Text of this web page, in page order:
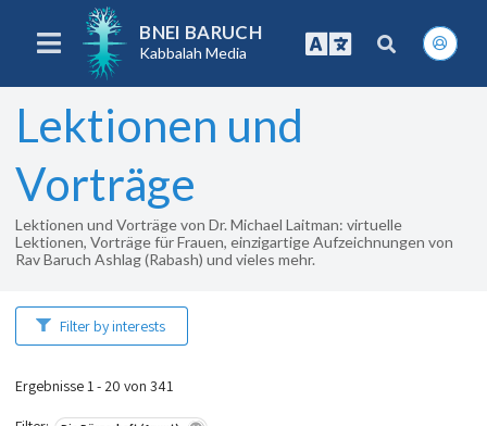
BNEI BARUCH
Kabbalah Media
Lektionen und
Vorträge
Lektionen und Vorträge von Dr. Michael Laitman: virtuelle
Lektionen, Vorträge für Frauen, einzigartige Aufzeichnungen von
Rav Baruch Ashlag (Rabash) und vieles mehr.
Filter by interests
Ergebnisse 1 - 20 von 341